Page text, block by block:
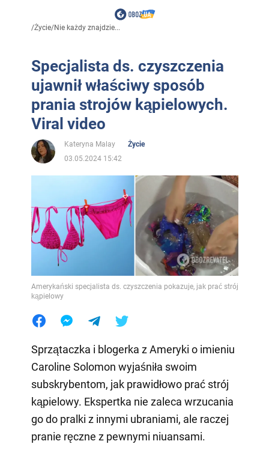
/Życie/Nie każdy znajdzie...
Specjalista ds. czyszczenia
ujawnił właściwy sposób
prania strojów kąpielowych.
Viral video
Kateryna Malay
Życie
03.05.2024 15:42
Amerykański specjalista ds. czyszczenia pokazuje, jak prać strój
kąpielowy
Sprzątaczka i blogerka z Ameryki o imieniu
Caroline Solomon wyjaśniła swoim
subskrybentom, jak prawidłowo prać strój
kąpielowy. Ekspertka nie zaleca wrzucania
go do pralki z innymi ubraniami, ale raczej
pranie ręczne z pewnymi niuansami.